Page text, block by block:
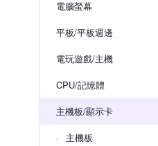
電腦螢幕
平板/平板週邊
電玩遊戲/主機
CPU/記憶體
主機板/顯示卡
主機板